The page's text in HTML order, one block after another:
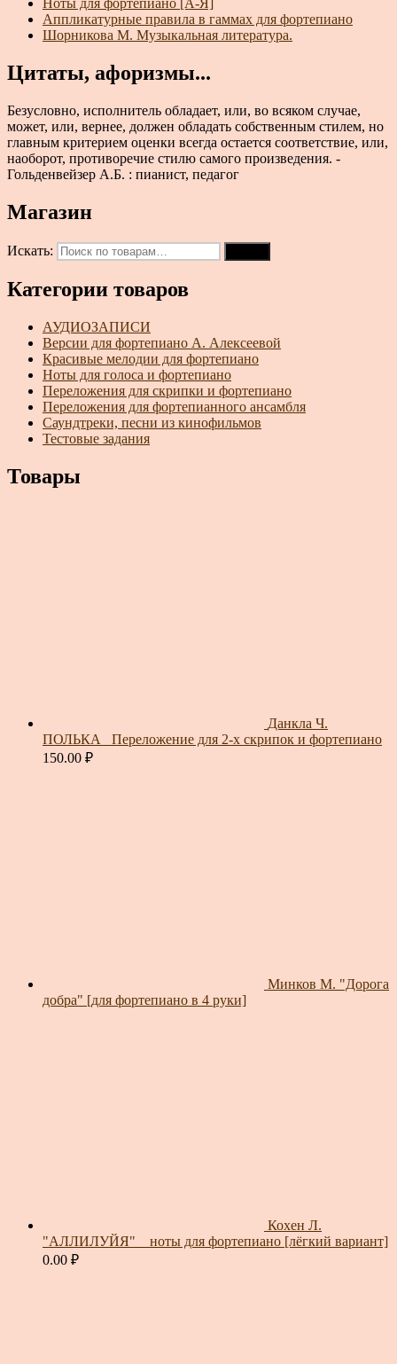
Аппликатурные правила в гаммах для фортепиано
Шорникова М. Музыкальная литература.
Цитаты, афоризмы...
Безусловно, исполнитель обладает, или, во всяком случае,
может, или, вернее, должен обладать собственным стилем, но
главным критерием оценки всегда остается соответствие, или,
наоборот, противоречие стилю самого произведения. -
Гольденвейзер А.Б. : пианист, педагог
Магазин
Искать:
Категории товаров
АУДИОЗАПИСИ
Версии для фортепиано А. Алексеевой
Красивые мелодии для фортепиано
Ноты для голоса и фортепиано
Переложения для скрипки и фортепиано
Переложения для фортепианного ансамбля
Саундтреки, песни из кинофильмов
Тестовые задания
Товары
Данкла Ч.
ПОЛЬКА_ Переложение для 2-х скрипок и фортепиано
150.00 ₽
Минков М. "Дорога
добра" [для фортепиано в 4 руки]
Кохен Л.
"АЛЛИЛУЙЯ" _ ноты для фортепиано [лёгкий вариант]
0.00 ₽